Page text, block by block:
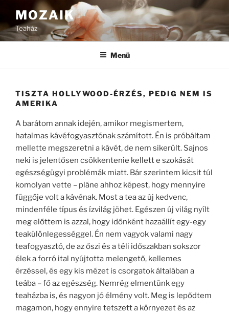
Tartalomhoz
MOZAIK
Teaház
Menü
TISZTA HOLLYWOOD-ÉRZÉS, PEDIG NEM IS
AMERIKA
A barátom annak idején, amikor megismertem,
hatalmas kávéfogyasztónak számított. Én is próbáltam
mellette megszeretni a kávét, de nem sikerült. Sajnos
neki is jelentősen csökkentenie kellett e szokását
egészségügyi problémák miatt. Bár szerintem kicsit túl
komolyan vette – pláne ahhoz képest, hogy mennyire
függője volt a kávénak. Most a tea az új kedvenc,
mindenféle típus és ízvilág jöhet. Egészen új világ nyílt
meg előttem is azzal, hogy időnként hazaállít egy-egy
teakülönlegességgel. Én nem vagyok valami nagy
teafogyasztó, de az őszi és a téli időszakban sokszor
élek a forró ital nyújtotta melengető, kellemes
érzéssel, és egy kis mézet is csorgatok általában a
teába – fő az egészség. Nemrég elmentünk egy
teaházba is, és nagyon jó élmény volt. Meg is lepődtem
magamon, hogy ennyire tetszett a környezet és az